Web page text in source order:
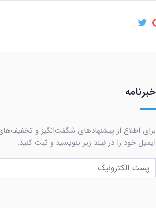
خبرنامه
برای اطلاع از پیشنهادهای شگفت‌انگیز و
ایمیل خود را در فیلد زیر بنویسید و ثبت کنید.